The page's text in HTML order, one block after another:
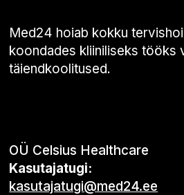
Med24 hoiab kokku
koondades kliiniliseks tööks
täiendkoolitused.
OÜ Celsius Healthcare
Kasutajatugi:
kasutajatugi@med24.ee